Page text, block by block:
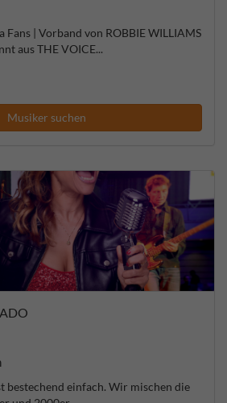
Fans | Vorband von ROBBIE WILLIAMS
aus THE VOICE...
Musiker suchen
bestechend einfach. Wir mischen die